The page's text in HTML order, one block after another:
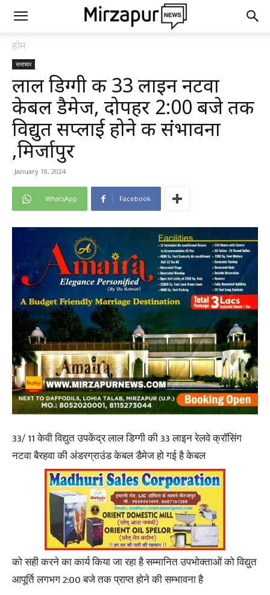
होम
समाचार
लाल डिग्गी की 33 लाइन नटवा
केबल डैमेज, दोपहर 2:00 बजे तक
विद्युत सप्लाई होने की संभावना
,मिर्जापुर
January 18, 2024
WhatsApp Facebook
33/ 11 केवी विद्युत उपकेंद्र लाल डिग्गी की 33 लाइन रेलवे क्रॉसिंग
नटवा बैरहवा की अंडरग्राउंड केबल डैमेज हो गई है केबल
को सही करने का कार्य किया जा रहा है सम्मानित उपभोक्ताओं को विद्युत
आपूर्ति लगभग 2:00 बजे तक प्राप्त होने की सम्भावना है